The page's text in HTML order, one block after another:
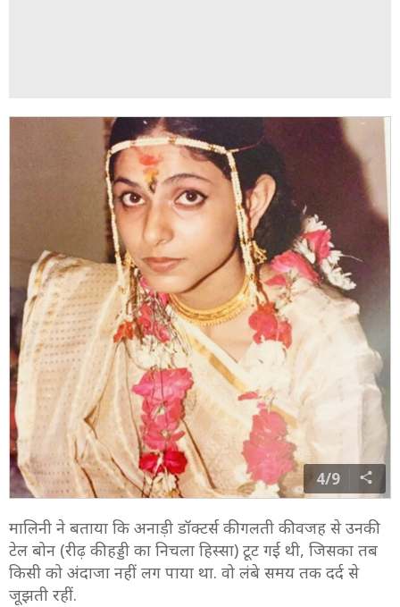
4/9
मालिनी ने बताया कि अनाड़ी डॉक्टर्स की गलती की वजह से उनकी
टेल बोन (रीढ़ की हड्डी का निचला हिस्सा) टूट गई थी, जिसका तब
किसी को अंदाजा नहीं लग पाया था. वो लंबे समय तक दर्द से
जूझती रहीं.